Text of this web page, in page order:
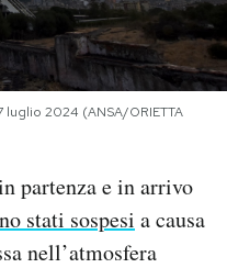
luglio 2024 (ANSA/ORIETTA
partenza e in arrivo
stati sospesi a causa
nell’atmosfera